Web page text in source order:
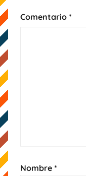
Comentario *
Nombre *